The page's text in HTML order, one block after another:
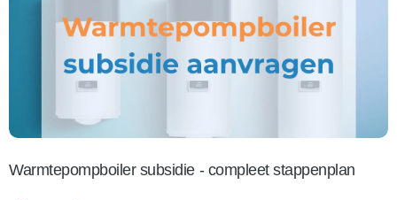
Warmtepompboiler subsidie - compleet stappenplan